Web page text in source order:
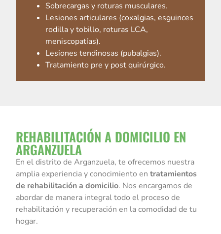
Sobrecargas y roturas musculares.
Lesiones articulares (coxalgias, esguinces
rodilla y tobillo, roturas LCA,
meniscopatías).
Lesiones tendinosas (pubalgias).
Tratamiento pre y post quirúrgico.
REHABILITACIÓN A DOMICILIO EN
ARGANZUELA
En el distrito de Arganzuela, te ofrecemos nuestra
amplia experiencia y conocimiento entratamientos
de rehabilitación a domicilio. Nos encargamos de
abordar de manera integral todo el proceso de
rehabilitación y recuperación en la comodidad de tu
hogar.